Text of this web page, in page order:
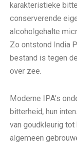
karakteristieke
conserverende
alcoholgehalte
Zo ontstond India
bestand is tegen
over zee.
Moderne IPA’s
bitterheid, hun
van goudkleurig
algemeen